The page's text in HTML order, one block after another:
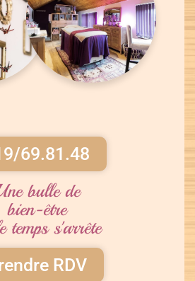
69.81.48
bulle de
bien-être
temps s'arrête
RDV